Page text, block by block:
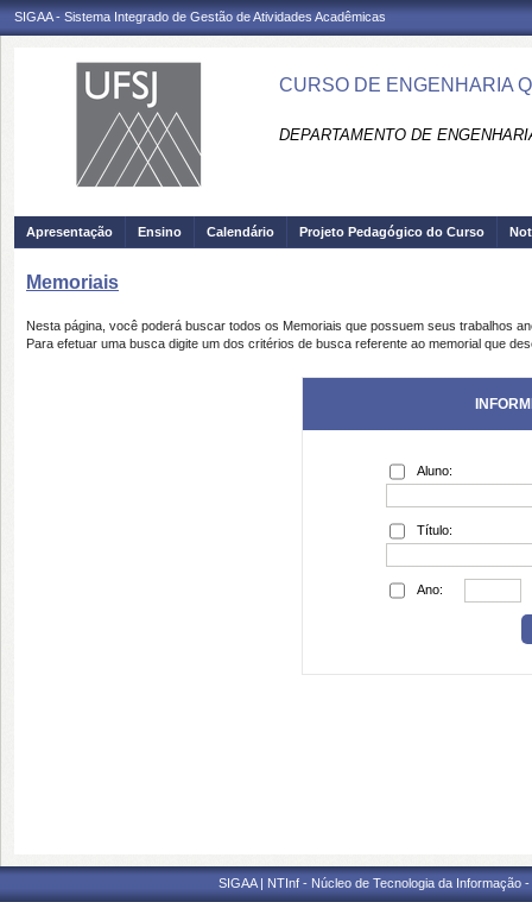
SIGAA - Sistema Integrado de Gestão de Atividades Acadêmicas
CURSO DE ENGENHARIA
DEPARTAMENTO DE
Apresentação Ensino Calendário Projeto Pedagógico do Curso
Memoriais
Nesta página, você poderá buscar todos os Memoriais que possuem seus trabalhos
Para efetuar uma busca digite um dos critérios de busca referente ao memorial que
Aluno:
Título:
Ano:
SIGAA | NTInf - Núcleo de Tecnologia da